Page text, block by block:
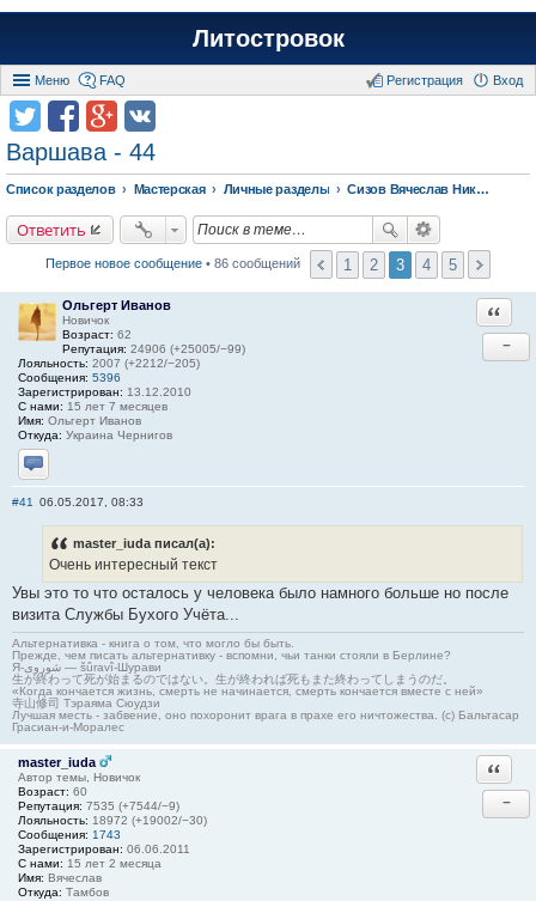
Литостровок
Меню FAQ Вход
Регистрация
Варшава - 44
Список разделов Мастерская Личные разделы Сизов Вячеслав Николаевич.
Ответить
Первое новое сообщение • 86 сообщений 1 2 3 4 5
Ольгерт Иванов
Новичок
Возраст: 62
Репутация: 24906 (+25005/−99)
Лояльность: 2007 (+2212/−205)
Сообщения: 5396
Зарегистрирован: 13.12.2010
С нами: 15 лет 7 месяцев
Имя: Ольгерт Иванов
Откуда: Украина Чернигов
Отправить личное сообщение
−
#41 06.05.2017, 08:33
master_iuda писал(а):
Очень интересный текст
Увы это то что осталось у человека было намного больше но после
визита Службы Бухого Учёта...
Альтернативка - книга о том, что могло бы быть.
Прежде, чем писать альтернативку - вспомни, чьи танки стояли в Берлине?
Я-شوروی — šûravî-Шурави
生が終わって死が始まるのではない。生が終われば死もまた終わってしまうのだ。
«Когда кончается жизнь, смерть не начинается, смерть кончается вместе с ней»
寺山修司 Тэраяма Сюудзи
Лучшая месть - забвение, оно похоронит врага в прахе его ничтожества. (с) Бальтасар
Грасиан-и-Моралес
master_iuda
Автор темы, Новичок
Возраст: 60
Репутация: 7535 (+7544/−9)
Лояльность: 18972 (+19002/−30)
Сообщения: 1743
Зарегистрирован: 06.06.2011
С нами: 15 лет 2 месяца
Имя: Вячеслав
Откуда: Тамбов
−